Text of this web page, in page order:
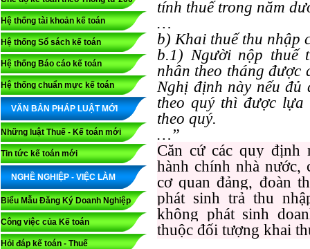
Hệ thống tài khoản kế toán
Hệ thống Sổ sách kế toán
Hệ thống Báo cáo kế toán
Hệ thống chuẩn mực kế toán
VĂN BẢN PHÁP LUẬT MỚI
Những luật Thuế - Kế toán mới
Tin tức kế toán mới
NGHỀ NGHIỆP - VIỆC LÀM
Biểu Mẫu Đăng Ký Doanh Nghiệp
Công việc của Kế toán
Hỏi đáp kế toán - Thuế
tính thuế trong năm
…
b) Khai thuế thu nhập
b.1) Người nộp thuế
nhân theo tháng được
Nghị định này nếu đủ
theo quý thì được
theo quý.
…”
Căn cứ các quy định
hành chính nhà nước,
cơ quan đảng, đoàn
phát sinh trả thu
không phát sinh
thuộc đối tượng khai